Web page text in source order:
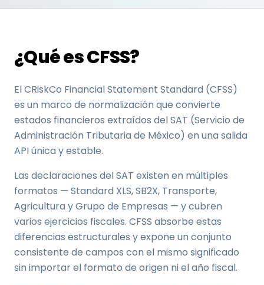
¿Qué es CFSS?
El CRiskCo Financial Statement Standard (CFSS)
es un marco de normalización que convierte
estados financieros extraídos del SAT (Servicio de
Administración Tributaria de México) en una salida
API única y estable.
Las declaraciones del SAT existen en múltiples
formatos — Standard XLS, SB2X, Transporte,
Agricultura y Grupo de Empresas — y cubren
varios ejercicios fiscales. CFSS absorbe estas
diferencias estructurales y expone un conjunto
consistente de campos con el mismo significado
sin importar el formato de origen ni el año fiscal.